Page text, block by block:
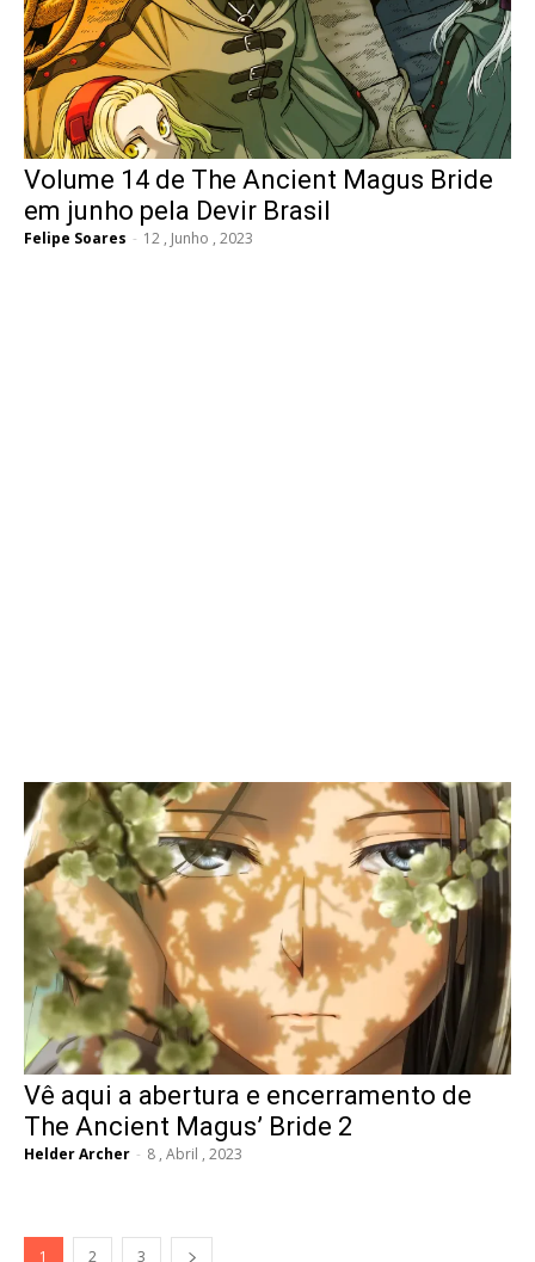
Volume 14 de The Ancient Magus Bride
em junho pela Devir Brasil
Felipe Soares - 12 , Junho , 2023
Vê aqui a abertura e encerramento de
The Ancient Magus’ Bride 2
Helder Archer - 8 , Abril , 2023
1 2 3